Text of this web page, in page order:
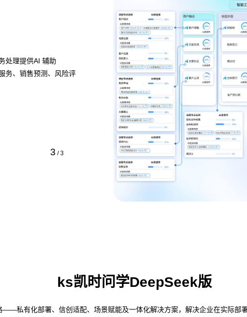
现，清晰展示流程的各
段
，定位瓶颈并提供流程
1 /3
ks凯时问学DeepSeek版
私有化部署、信创适配、场景赋能及一体化解决方案，解决企业在实际部